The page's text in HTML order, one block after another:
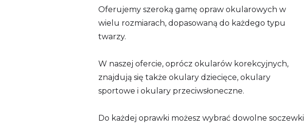
Oferujemy szeroką gamę opraw okularowych w
wielu rozmiarach, dopasowaną do każdego typu
twarzy.
W naszej ofercie, oprócz okularów korekcyjnych,
znajdują się także okulary dziecięce, okulary
sportowe i okulary przeciwsłoneczne.
Do każdej oprawki możesz wybrać dowolne soczewki